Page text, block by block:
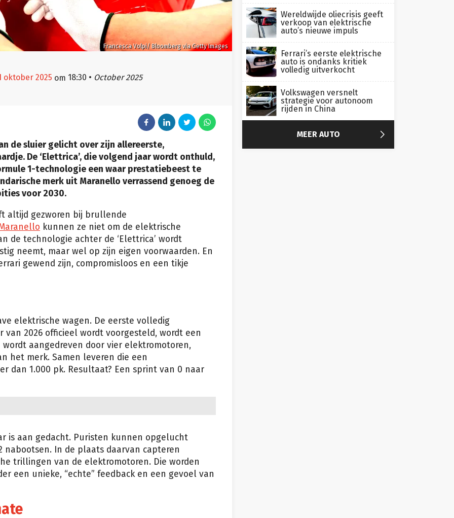
Francesca Volpi/ Bloomberg via Getty Images
oktober 2025 om 18:30 • October 2025
de sluier gelicht over zijn allereerste,
De ‘Elettrica’, die volgend jaar wordt onthuld,
1-technologie een waar prestatiebeest te
merk uit Maranello verrassend genoeg de
voor 2030.
altijd gezworen bij brullende
kunnen ze niet om de elektrische
de technologie achter de ‘Elettrica’ wordt
neemt, maar wel op zijn eigen voorwaarden. En
gewend zijn, compromisloos en een tikje
elektrische wagen. De eerste volledig
2026 officieel wordt voorgesteld, wordt een
aangedreven door vier elektromotoren,
het merk. Samen leveren die een
dan 1.000 pk. Resultaat? Een sprint van 0 naar
is aan gedacht. Puristen kunnen opgelucht
nabootsen. In de plaats daarvan capteren
trillingen van de elektromotoren. Die worden
een unieke, “echte” feedback en een gevoel van
Wereldwijde oliecrisis geeft
verkoop van elektrische
auto’s nieuwe impuls
Ferrari’s eerste elektrische
auto is ondanks kritiek
volledig uitverkocht
Volkswagen versnelt
strategie voor autonoom
rijden in China
MEER AUTO 